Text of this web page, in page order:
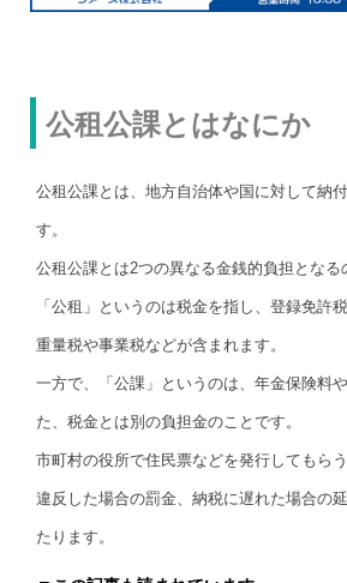
公租公課とはなにか
公租公課とは、地方自治体や国に対して納
す。
公租公課とは2つの異なる金銭的負担となる
「公租」というのは税金を指し、登録免許
重量税や事業税などが含まれます。
一方で、「公課」というのは、年金保険料
た、税金とは別の負担金のことです。
市町村の役所で住民票などを発行してもら
違反した場合の罰金、納税に遅れた場合の
たります。